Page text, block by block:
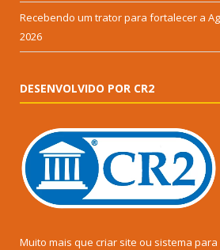
Recebendo um trator para fortalecer a
2026
DESENVOLVIDO POR CR2
Muito mais que criar site ou sistema